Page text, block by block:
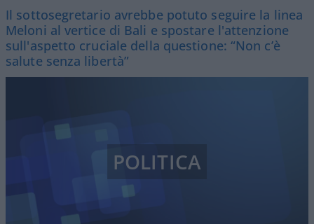
Il sottosegretario avrebbe potuto seguire la linea
Meloni al vertice di Bali e spostare l'attenzione
sull'aspetto cruciale della questione: “Non c’è
salute senza libertà”
POLITICA